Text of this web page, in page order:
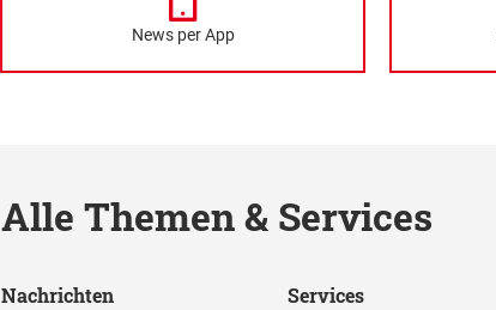
News per App
Alle Themen & Services
Nachrichten Services